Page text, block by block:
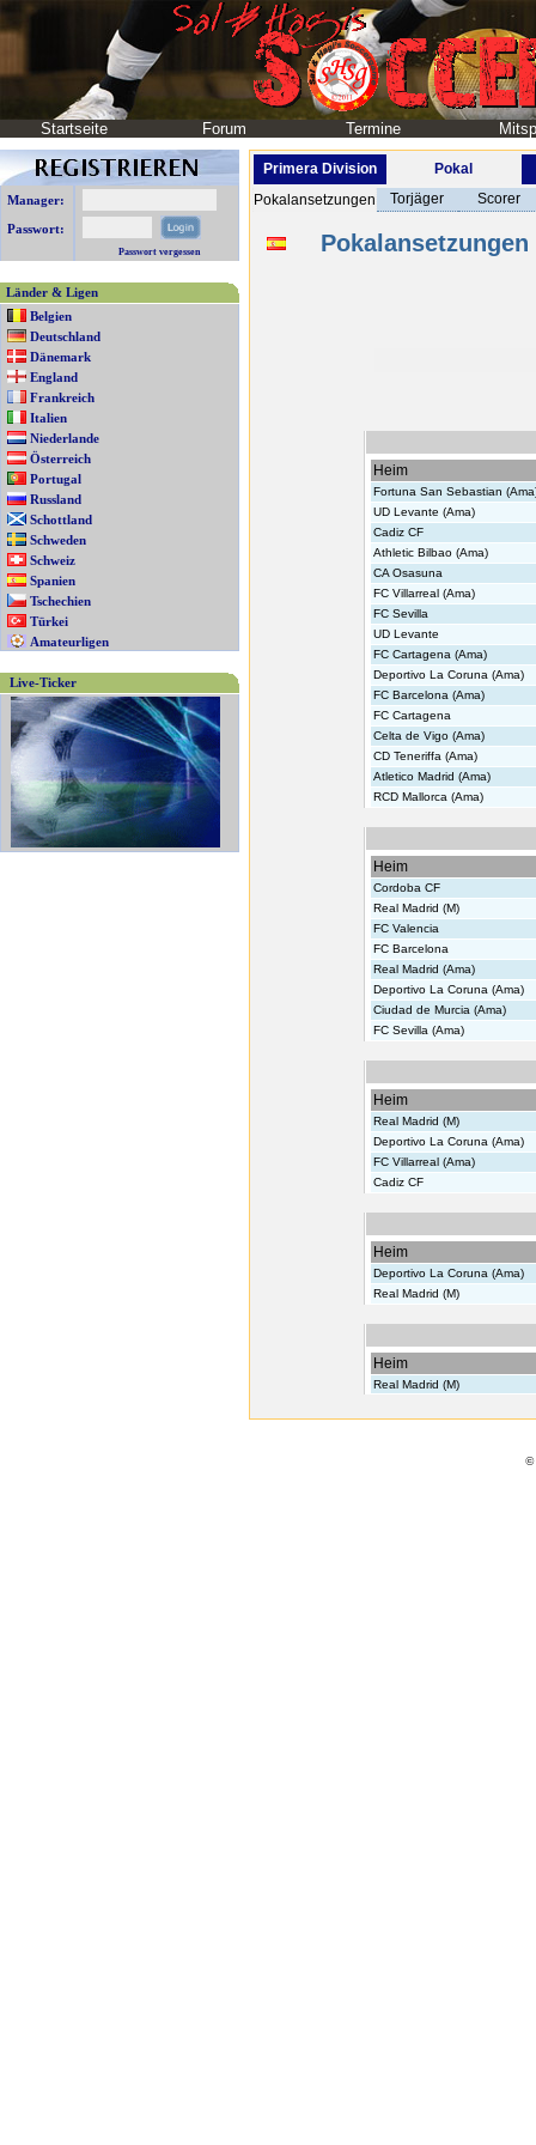
Startseite Forum Termine
Manager:
Passwort:
Passwort vergessen
Länder & Ligen
Belgien
Deutschland
Dänemark
England
Frankreich
Italien
Niederlande
Österreich
Portugal
Russland
Schottland
Schweden
Schweiz
Spanien
Tschechien
Türkei
Amateurligen
Live-Ticker
Primera Division
Pokal
Pokalansetzungen
Torjäger Scorer
Pokalansetzungen
Heim
Fortuna San Sebastian
UD Levante (Ama)
Cadiz CF
Athletic Bilbao (Ama)
CA Osasuna
FC Villarreal (Ama)
FC Sevilla
UD Levante
FC Cartagena (Ama)
Deportivo La Coruna (Ama)
FC Barcelona (Ama)
FC Cartagena
Celta de Vigo (Ama)
CD Teneriffa (Ama)
Atletico Madrid (Ama)
RCD Mallorca (Ama)
Heim
Cordoba CF
Real Madrid (M)
FC Valencia
FC Barcelona
Real Madrid (Ama)
Deportivo La Coruna (Ama)
Ciudad de Murcia (Ama)
FC Sevilla (Ama)
Heim
Real Madrid (M)
Deportivo La Coruna (Ama)
FC Villarreal (Ama)
Cadiz CF
Heim
Deportivo La Coruna (Ama)
Real Madrid (M)
Heim
Real Madrid (M)
©